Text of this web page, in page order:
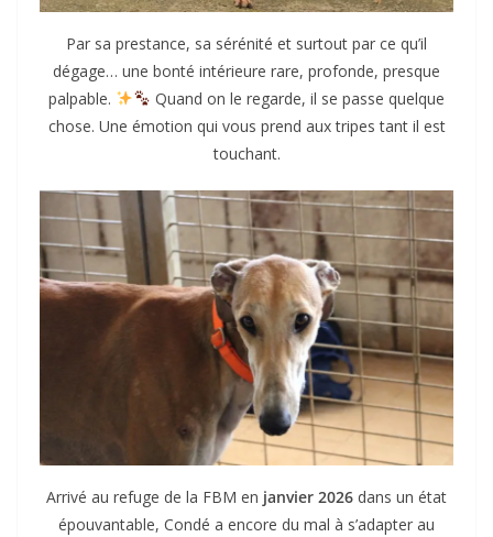
Par sa prestance, sa sérénité et surtout par ce qu’il
dégage… une bonté intérieure rare, profonde, presque
palpable.
Quand on le regarde, il se passe quelque
chose. Une émotion qui vous prend aux tripes tant il est
touchant.
Arrivé au refuge de la FBM en janvier 2026 dans un état
épouvantable, Condé a encore du mal à s’adapter au